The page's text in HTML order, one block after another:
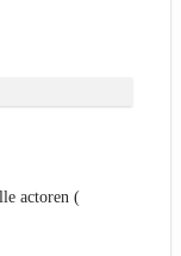
actoren (